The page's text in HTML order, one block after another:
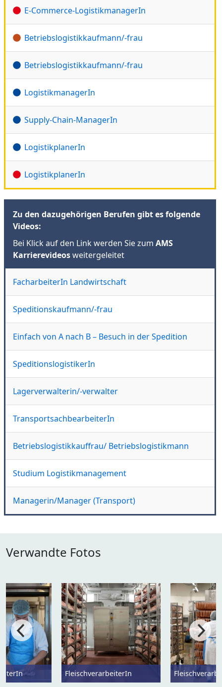
E-Commerce-LogistikmanagerIn
Betriebslogistikkaufmann/-frau
Betriebslogistikkaufmann/-frau
LogistikmanagerIn
Supply-Chain-ManagerIn
LogistikplanerIn
LogistikplanerIn
Zu den dazugehörigen Berufen gibt es folgende
Videos:
Bei Klick auf den Link werden Sie zum AMS
Karrierevideosweitergeleitet
FacharbeiterIn Landwirtschaft
Speditionskaufmann/-frau
Einfach von A nach B – Besuch in der Spedition
SpeditionslogistikerIn
Lagerverwalterin/-verwalter
TransportsachbearbeiterIn
Betriebslogistikkauffrau/ Betriebslogistikmann
Studium Logistikmanagement
Managerin/Manager (Transport)
Verwandte Fotos
FleischverarbeiterIn